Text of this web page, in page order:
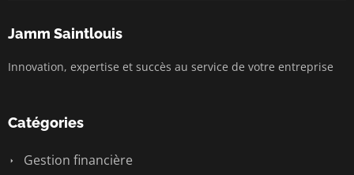
Jamm Saintlouis
Innovation, expertise et succès au service de votre entreprise
Catégories
Gestion financière